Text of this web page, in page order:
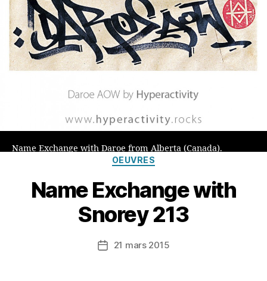
Name Exchange with Daroe from Alberta (Canada).
Catégories
OEUVRES
Name Exchange with
Snorey 213
Date21 mars 2015